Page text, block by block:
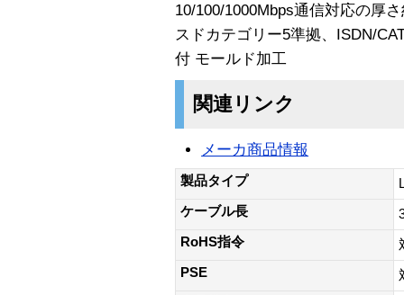
10/100/1000Mbps通信対応の厚
スドカテゴリー5準拠、ISDN/
付 モールド加工
関連リンク
メーカ商品情報
製品タイプ
ケーブル長
RoHS指令
PSE